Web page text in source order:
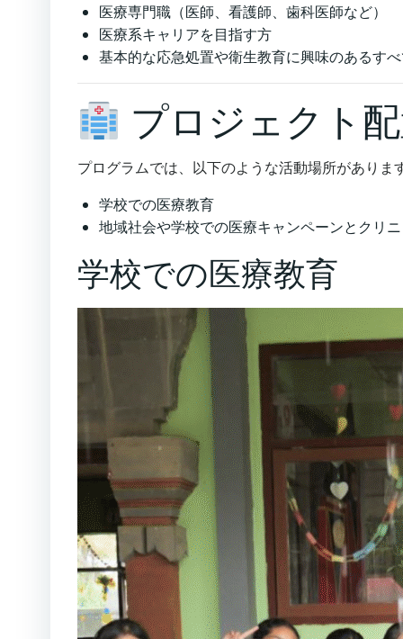
医療専門職（医師、看護師、歯科医師など）
医療系キャリアを目指す方
基本的な応急処置や衛生教育に興味のあるす
プロジェクト
プログラムでは、以下のような活動場所がありま
学校での医療教育
地域社会や学校での医療キャンペーンとクリ
学校での医療教育